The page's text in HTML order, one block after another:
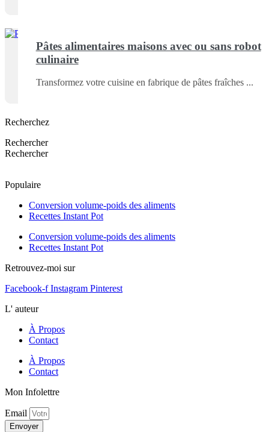
Pâtes alimentaires maisons avec ou sans robot
culinaire
Transformez votre cuisine en fabrique de pâtes fraîches
Recherchez
Rechercher
Rechercher
Populaire
Conversion volume-poids des aliments
Recettes Instant Pot
Conversion volume-poids des aliments
Recettes Instant Pot
Retrouvez-moi sur
Facebook-f Instagram Pinterest
L' auteur
À Propos
Contact
À Propos
Contact
Mon Infolettre
Email
Envoyer